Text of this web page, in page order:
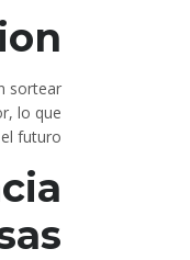
sortear
lo que
futuro.